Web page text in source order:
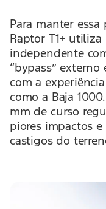
Para manter
Raptor T1+
independente
“bypass”
com a
como a Baja
mm de curso
piores impactos
castigos do